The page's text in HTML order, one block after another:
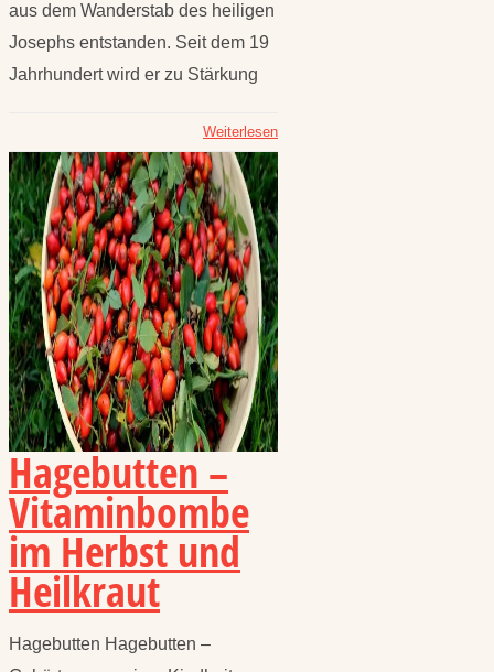
aus dem Wanderstab des heiligen
Josephs entstanden. Seit dem 19
Jahrhundert wird er zu Stärkung
Weiterlesen
Hagebutten –
Vitaminbombe
im Herbst und
Heilkraut
Hagebutten Hagebutten –